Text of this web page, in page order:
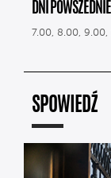
DNI POWSZEDNIE
7.00, 8.00, 9.00,
SPOWIEDŹ